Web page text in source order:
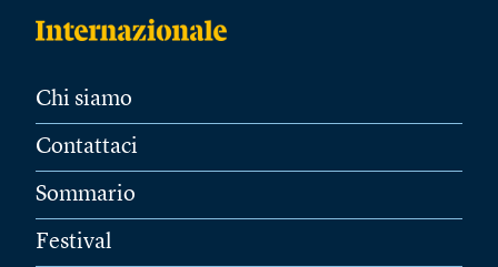
Chi siamo
Contattaci
Sommario
Festival